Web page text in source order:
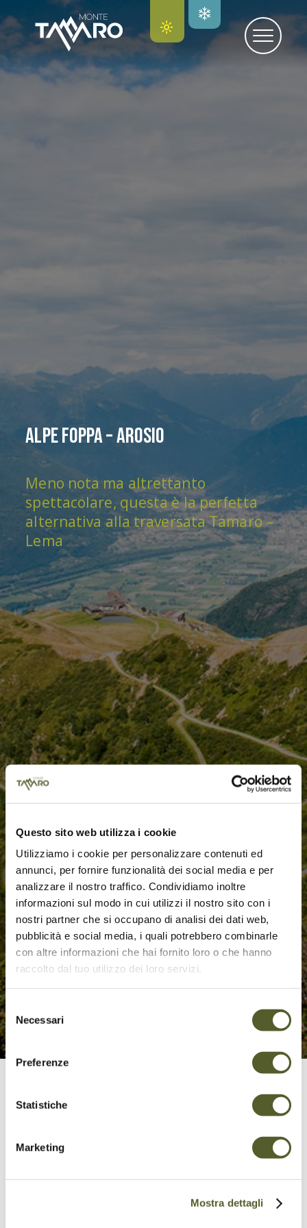
Questo sito web utilizza i cookie
Utilizziamo i cookie per personalizzare contenuti ed
annunci, per fornire funzionalità dei social media e per
analizzare il nostro traffico. Condividiamo inoltre
informazioni sul modo in cui utilizzi il nostro sito con i
nostri partner che si occupano di analisi dei dati web,
pubblicità e social media, i quali potrebbero combinarle
con altre informazioni che hai fornito loro o che hanno
raccolto dal tuo utilizzo dei loro servizi.
Selezione
del
consenso
Necessari
Preferenze
Statistiche
Marketing
Mostra dettagli
Alpe Foppa – Arosio
Meno nota ma altrettanto
spettacolare, questa è la perfetta
alternativa alla traversata Tamaro –
Lema
la prima parte fino al Monte Gradiccioli.
Tamaro se volete godere della vista, oppure
risparmiate mezz’ora passando appena sotto.
Raggiunto il Gradiccioli, vi attende una discesa